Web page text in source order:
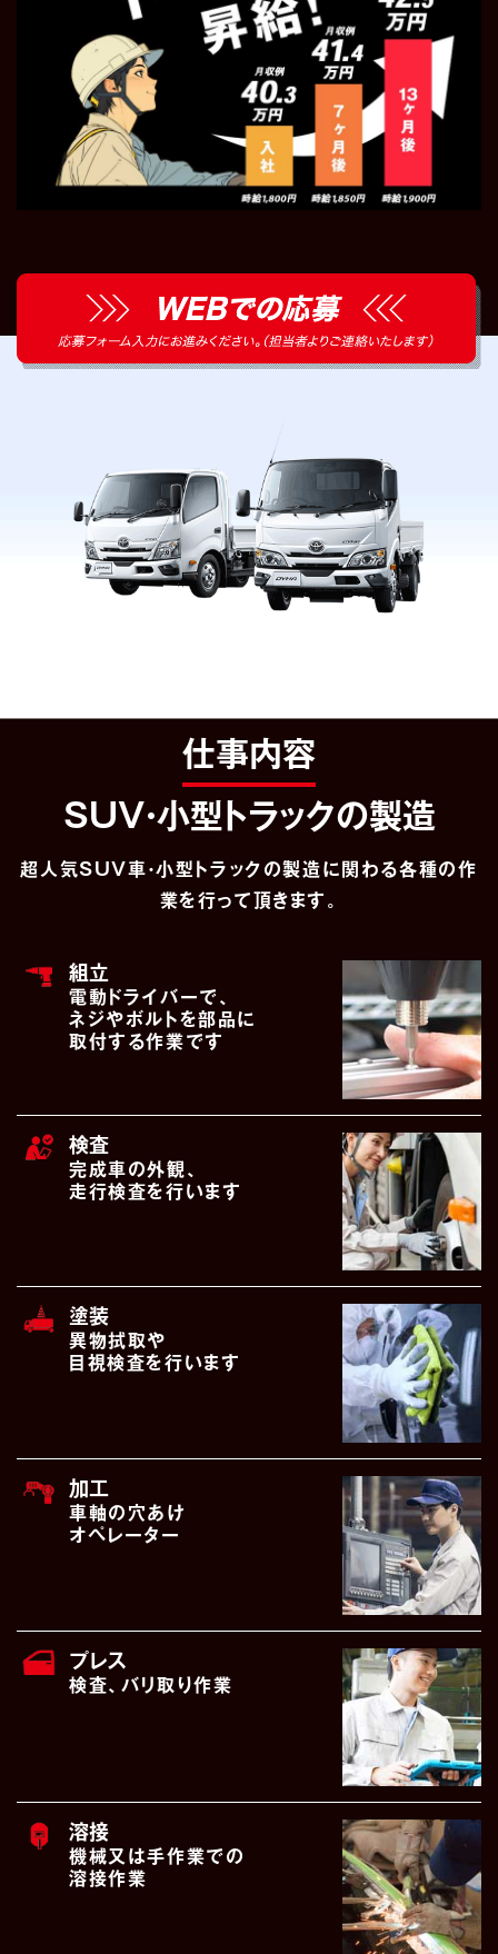
仕事内容
SUV・小型トラックの製造
超人気SUV車・小型トラックの製造に関わる各種の作
業を行って頂きます。
組立
電動ドライバーで、
ネジやボルトを部品に
取付する作業です
検査
完成車の外観、
走行検査を行います
塗装
異物拭取や
目視検査を行います
加工
車軸の穴あけ
オペレーター
プレス
検査、バリ取り作業
溶接
機械又は手作業での
溶接作業